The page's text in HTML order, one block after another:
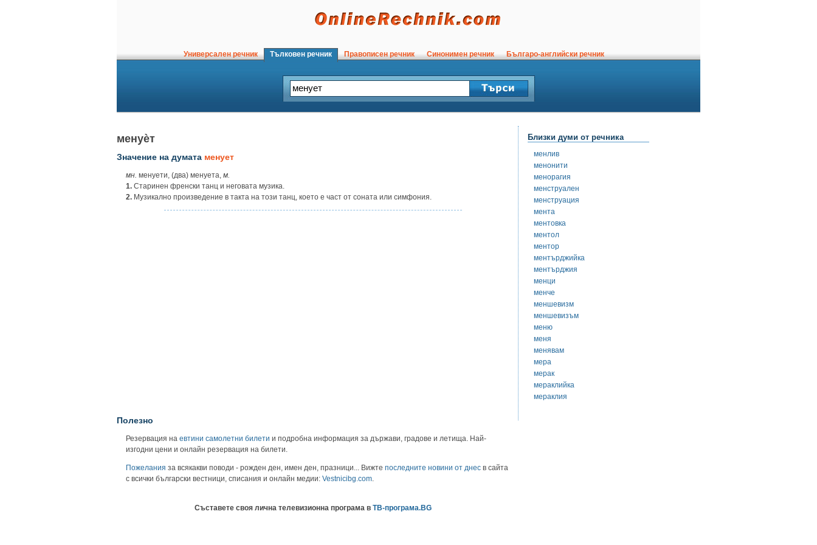
Универсален речник Тълковен речник Правописен речник Синонимен речник Българо-английски речник
менуѐт
Значение на думата менует
мн. менуети, (два) менуета, м.
1. Старинен френски танц и неговата музика.
2. Музикално произведение в такта на този танц, което е част от соната или симфония.
Полезно
Резервация на евтини самолетни билети и подробна информация за държави, градове и летища. Най-
изгодни цени и онлайн резервация на билети.
Пожелания за всякакви поводи - рожден ден, имен ден, празници... Вижте последните новини от днес в сайта
с всички български вестници, списания и онлайн медии: Vestnicibg.com
Съставете своя лична телевизионна програма в ТВ-програма.BG
Близки думи от речника
менлив
менонити
менорагия
менструален
менструация
мента
ментовка
ментол
ментор
ментърджийка
ментърджия
менци
менче
меншевизм
меншевизъм
меню
меня
менявам
мера
мерак
мераклийка
мераклия